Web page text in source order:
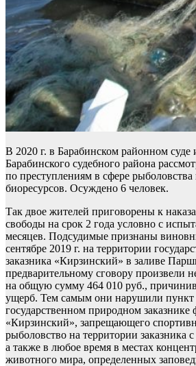
В 2020 г. в Барабинском районном
Барабинского судебного района
по преступлениям в сфере
биоресурсов. Осуждено 6 человек.
Так двое жителей приговорены к
свободы на срок 2 года условно с
месяцев. Подсудимые признаны
сентябре 2019 г. на территории
заказника «Кирзинский» в заливе
предварительному сговору произвели
на общую сумму 464 010 руб.,
ущерб. Тем самым они нарушили
государственном природном заказнике
«Кирзинский», запрещающего
рыболовство на территории заказника
а также в любое время в местах
животного мира, определенных